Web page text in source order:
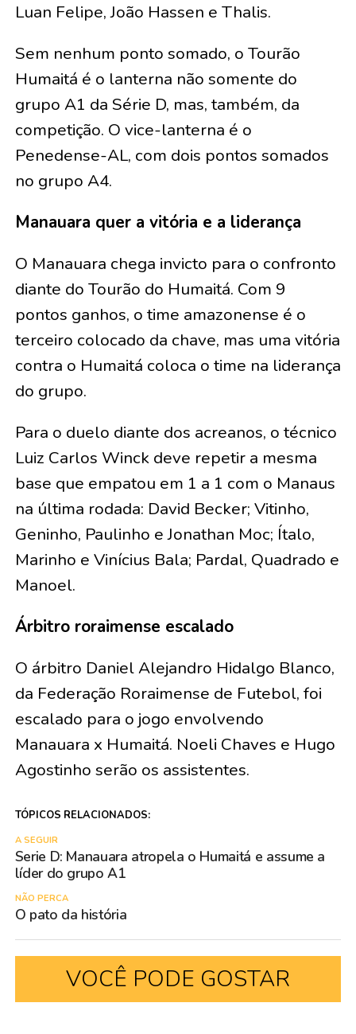
Luan Felipe, João Hassen e Thalis.
Sem nenhum ponto somado, o Tourão
Humaitá é o lanterna não somente do
grupo A1 da Série D, mas, também, da
competição. O vice-lanterna é o
Penedense-AL, com dois pontos somados
no grupo A4.
Manauara quer a vitória e a liderança
O Manauara chega invicto para o confronto
diante do Tourão do Humaitá. Com 9
pontos ganhos, o time amazonense é o
terceiro colocado da chave, mas uma vitória
contra o Humaitá coloca o time na liderança
do grupo.
Para o duelo diante dos acreanos, o técnico
Luiz Carlos Winck deve repetir a mesma
base que empatou em 1 a 1 com o Manaus
na última rodada: David Becker; Vitinho,
Geninho, Paulinho e Jonathan Moc; Ítalo,
Marinho e Vinícius Bala; Pardal, Quadrado e
Manoel.
Árbitro roraimense escalado
O árbitro Daniel Alejandro Hidalgo Blanco,
da Federação Roraimense de Futebol, foi
escalado para o jogo envolvendo
Manauara x Humaitá. Noeli Chaves e Hugo
Agostinho serão os assistentes.
TÓPICOS RELACIONADOS:
A SEGUIR
Serie D: Manauara atropela o Humaitá e assume a
líder do grupo A1
NÃO PERCA
O pato da história
VOCÊ PODE GOSTAR